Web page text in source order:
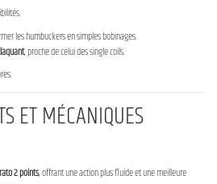
les humbuckers en simples bobinages.
, proche de celui des single coils.
ET MÉCANIQUES
2 points, offrant une action plus fluide et une meilleure